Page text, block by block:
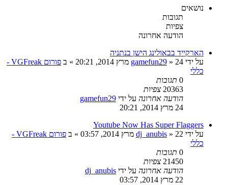
נושאים
תגובות
צפיות
הודעה אחרונה
הארקייד בבאולינג הישן בנתניה
על ידי
gamefun29 » 24 מרץ 2014, 20:21 » ב
פורום VGFreak -
כללי
0 תגובות
20363 צפיות
הודעה אחרונה על ידי gamefun29
24 מרץ 2014, 20:21
Youtube Now Has Super Flaggers
על ידי
dj_anubis » 22 מרץ 2014, 03:57 » ב
פורום VGFreak -
כללי
0 תגובות
21450 צפיות
הודעה אחרונה על ידי dj_anubis
22 מרץ 2014, 03:57